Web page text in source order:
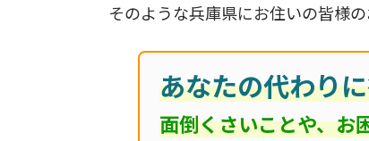
そのような兵庫県にお住いの皆様
あなたの代わり
面倒くさいことや、お